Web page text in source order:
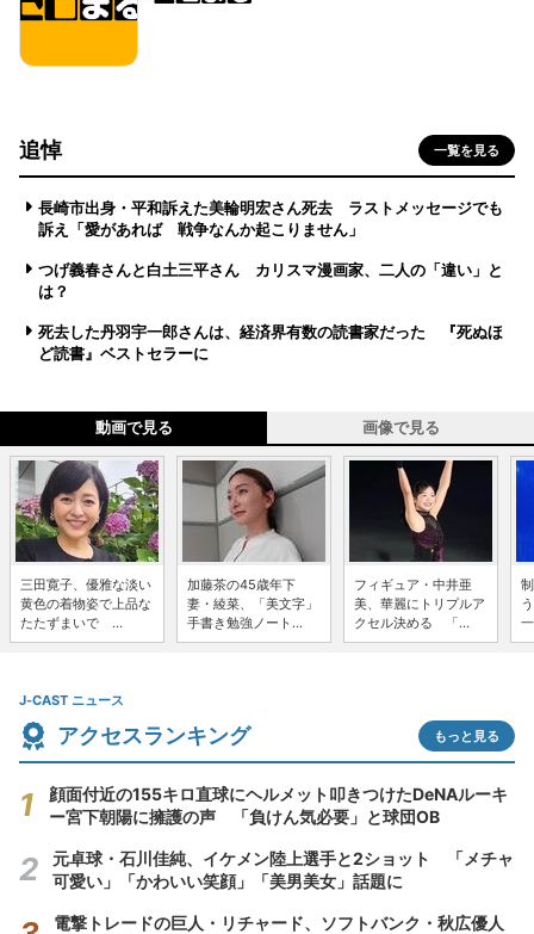
追悼 一覧を見る
長崎市出身・平和訴えた美輪明宏さん死去 ラストメッセージでも
訴え「愛があれば 戦争なんか起こりません」
つげ義春さんと白土三平さん カリスマ漫画家、二人の「違い」と
は？
死去した丹羽宇一郎さんは、経済界有数の読書家だった 『死ぬほ
ど読書』ベストセラーに
動画で見る 画像で見る
三田寛子、優雅な淡い
黄色の着物姿で上品な
たたずまいで ...
加藤茶の45歳年下
妻・綾菜、「美文字」
手書き勉強ノート...
フィギュア・中井亜
美、華麗にトリプルア
クセル決める 「...
J-CAST ニュース
アクセスランキング もっと見る
顔面付近の155キロ直球にヘルメット叩きつけたDeNAルーキ
ー宮下朝陽に擁護の声 「負けん気必要」と球団OB
元卓球・石川佳純、イケメン陸上選手と2ショット 「メチャ
可愛い」「かわいい笑顔」「美男美女」話題に
電撃トレードの巨人・リチャード、ソフトバンク・秋広優人